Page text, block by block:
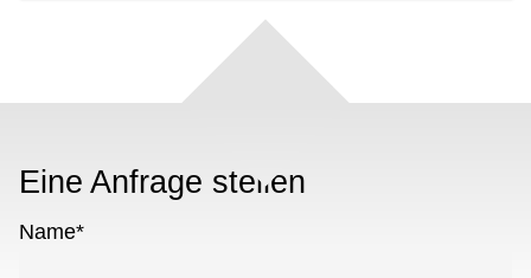
Eine Anfrage stellen
Name*